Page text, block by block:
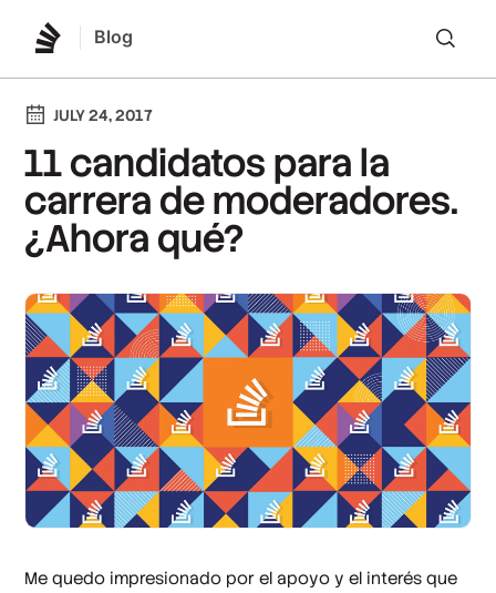
Blog
JULY 24, 2017
11 candidatos para la
carrera de moderadores.
¿Ahora qué?
Me quedo impresionado por el apoyo y el interés que